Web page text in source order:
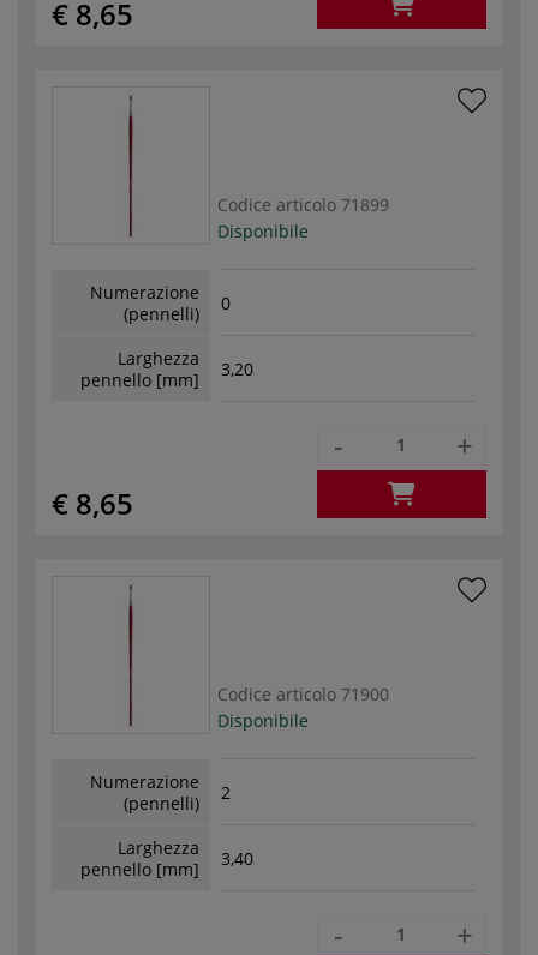
€ 8,65
Codice articolo 71899
Disponibile
Numerazione
(pennelli)
0
Larghezza
pennello [mm]
3,20
€ 8,65
- +
Codice articolo 71900
Disponibile
Numerazione
(pennelli)
2
Larghezza
pennello [mm]
3,40
- +